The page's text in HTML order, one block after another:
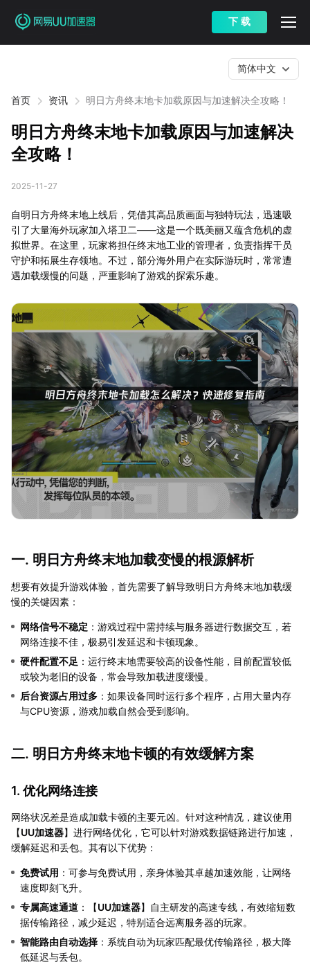
下 载
首页 资讯 明日方舟终末地卡加载原因与加速解决全攻略！
简体中文
明日方舟终末地卡加载原因与加速解决
全攻略！
2025-11-27
自明日方舟终末地上线后，凭借其高品质画面与独特玩法，迅速吸
引了大量海外玩家加入塔卫二——这是一个既美丽又蕴含危机的虚
拟世界。在这里，玩家将担任终末地工业的管理者，负责指挥干员
守护和拓展生存领地。不过，部分海外用户在实际游玩时，常常遭
遇加载缓慢的问题，严重影响了游戏的探索乐趣。
一. 明日方舟终末地加载变慢的根源解析
想要有效提升游戏体验，首先需要了解导致明日方舟终末地加载缓
慢的关键因素：
网络信号不稳定 ：游戏过程中需持续与服务器进行数据交互，若
网络连接不佳，极易引发延迟和卡顿现象。
硬件配置不足 ：运行终末地需要较高的设备性能，目前配置较低
或较为老旧的设备，常会导致加载进度缓慢。
后台资源占用过多 ：如果设备同时运行多个程序，占用大量内存
与CPU资源，游戏加载自然会受到影响。
二. 明日方舟终末地卡顿的有效缓解方案
1. 优化网络连接
网络状况差是造成加载卡顿的主要元凶。针对这种情况，建议使用
【UU加速器】进行网络优化，它可以针对游戏数据链路进行加速，
缓解延迟和丢包。其有以下优势：
免费试用 ：可参与免费试用，亲身体验其卓越加速效能，让网络
速度即刻飞升。
专属高速通道 ：【UU加速器】自主研发的高速专线，有效缩短数
据传输路径，减少延迟，特别适合远离服务器的玩家。
智能路由自动选择 ：系统自动为玩家匹配最优传输路径，极大降
低延迟与丢包。